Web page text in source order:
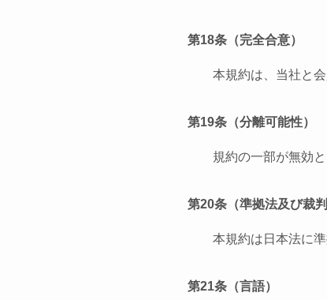
第18条（完全合意）
本規約は、当社と
第19条（分離可能性）
規約の一部が無効
第20条（準拠法及び裁判
本規約は日本法に
第21条（言語）